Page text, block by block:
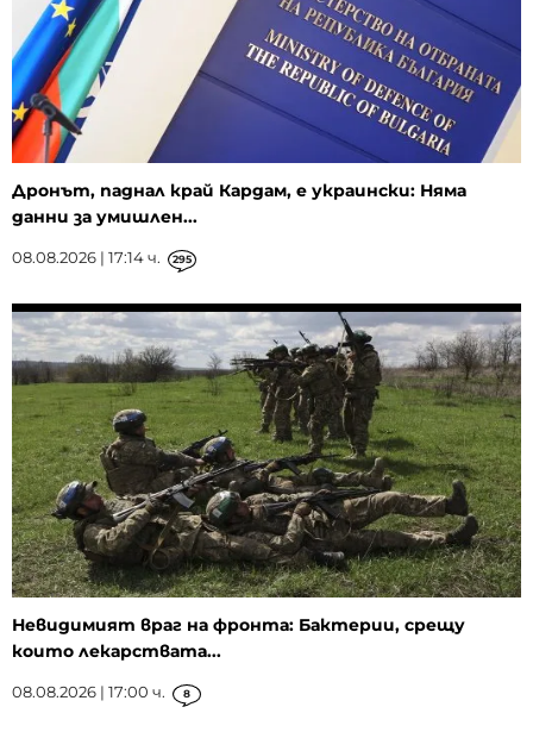
Дронът, паднал край Кардам, е украински: Няма
данни за умишлен...
08.08.2026 | 17:14 ч. 295
Невидимият враг на фронта: Бактерии, срещу
които лекарствата...
08.08.2026 | 17:00 ч. 8